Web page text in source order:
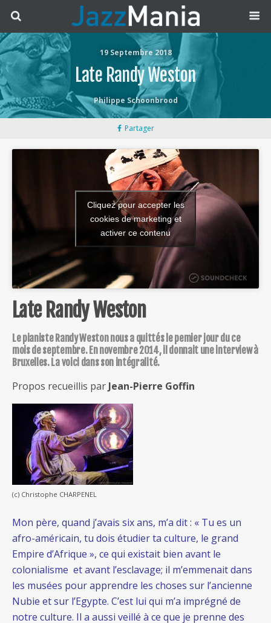
19 Septembre 2018
Late Randy Weston
Philippe Schoonbrood
Partager
Cliquez pour accepter les
cookies de marketing et
activer ce contenu
Late Randy Weston
Le pianiste Randy Weston nous a quittés le pemier jour du ce
mois de septembre. En novembre 2014, il donnait une interview à
Bruxelles. La voici dans son intégralité.
Propos recueillis par Jean-Pierre Goffin
(c) Christophe CHARPENEL
Mon père, quand j’avais six ans, m’a dit : « Tu es un
afro-américain, tu dois étudier ta culture, le grand
Empire d’Afrique », ce qui existait bien avant le
colonialisme et avant l’esclavage; il m’emmenait dans
les musées pour apprendre les choses sur l’ancienne
Nubie et sur l’Egypte. C’est lui qui m’a imprégné de
notre culture. Il a aussi veillé à ce que je prenne des